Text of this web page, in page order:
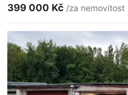
399 000 Kč /za nemovitost